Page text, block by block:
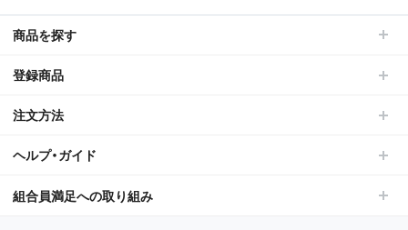
商品を探す
登録商品
注文方法
ヘルプ・ガイド
組合員満足への取り組み